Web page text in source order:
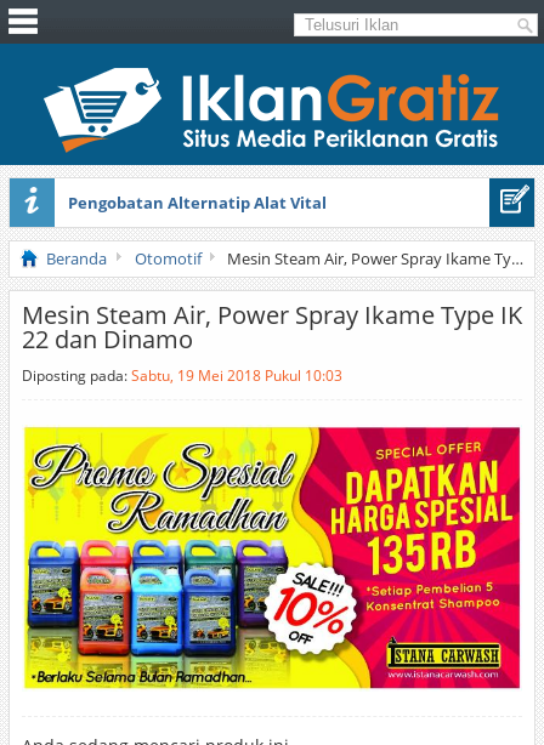
Pengobatan Alternatip Alat Vital
Pita Cantik Pesona
Beranda Otomotif Mesin Steam Air, Power Spray Ikame Type IK 22 dan Dinamo
Mesin Steam Air, Power Spray Ikame Type IK
22 dan Dinamo
Diposting pada:Sabtu, 19 Mei 2018 Pukul 10:03